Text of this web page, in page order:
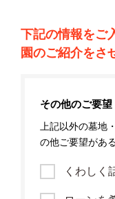
下記の情報をご
園のご紹介をさ
その他のご要望
上記以外の墓地
の他ご要望があ
くわしく